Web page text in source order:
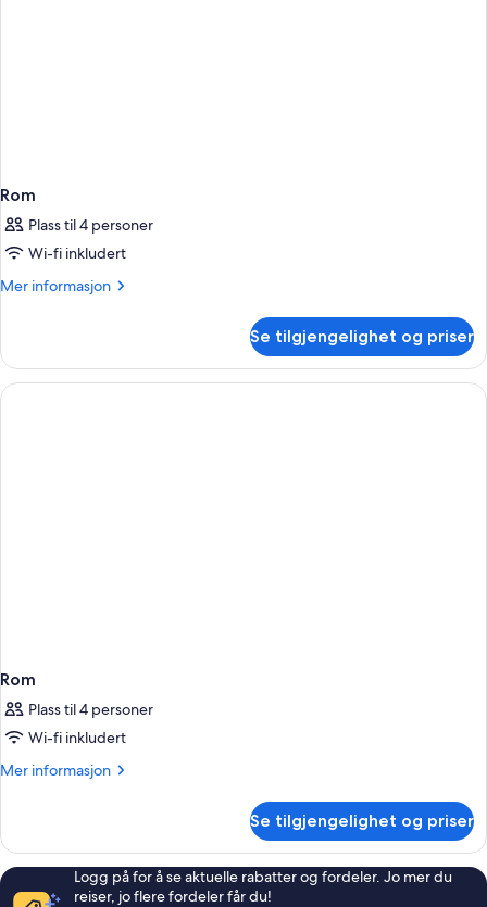
Rom
Plass til 4 personer
Wi-fi inkludert
Mer informasjon
Mer
Se tilgjengelighet og priser
Rom
Plass til 4 personer
Wi-fi inkludert
Mer informasjon
Mer
Se tilgjengelighet og priser
Logg på for å se aktuelle rabatter og fordeler. Jo mer du
reiser, jo flere fordeler får du!